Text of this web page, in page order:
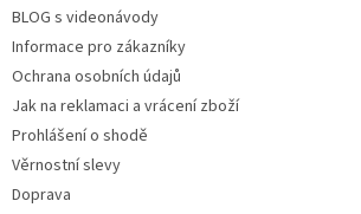
BLOG s videonávody
Informace pro zákazníky
Ochrana osobních údajů
Jak na reklamaci a vrácení zboží
Prohlášení o shodě
Věrnostní slevy
Doprava